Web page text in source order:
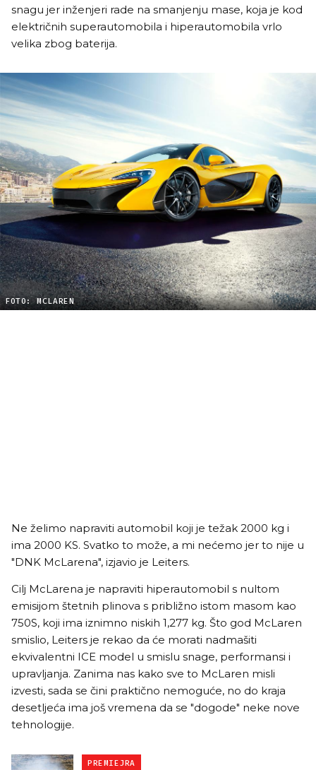
snagu jer inženjeri rade na smanjenju mase, koja je kod
električnih superautomobila i hiperautomobila vrlo
velika zbog baterija.
FOTO: MCLAREN
Ne želimo napraviti automobil koji je težak 2000 kg i
ima 2000 KS. Svatko to može, a mi nećemo jer to nije u
"DNK McLarena", izjavio je Leiters.
Cilj McLarena je napraviti hiperautomobil s nultom
emisijom štetnih plinova s ​​približno istom masom kao
750S, koji ima iznimno niskih 1,277 kg. Što god McLaren
smislio, Leiters je rekao da će morati nadmašiti
ekvivalentni ICE model u smislu snage, performansi i
upravljanja. Zanima nas kako sve to McLaren misli
izvesti, sada se čini praktično nemoguće, no do kraja
desetljeća ima još vremena da se "dogode" neke nove
tehnologije.
PREMIEJRA